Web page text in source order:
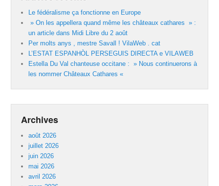
Le fédéralisme ça fonctionne en Europe
» On les appellera quand même les châteaux cathares » :
un article dans Midi Libre du 2 août
Per molts anys , mestre Savall ! VilaWeb . cat
L’ESTAT ESPANHÒL PERSEGUIS DIRECTA e VILAWEB
Estella Du Val chanteuse occitane : » Nous continuerons à
les nommer Châteaux Cathares «
Archives
août 2026
juillet 2026
juin 2026
mai 2026
avril 2026